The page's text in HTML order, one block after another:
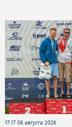
17:17 06 августа 2026